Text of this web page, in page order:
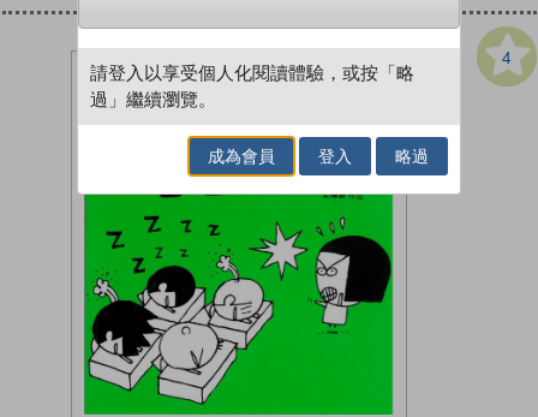
4
請登入以享受個人化閱讀體驗，或按「略
過」繼續瀏覽。
成為會員 登入 略過